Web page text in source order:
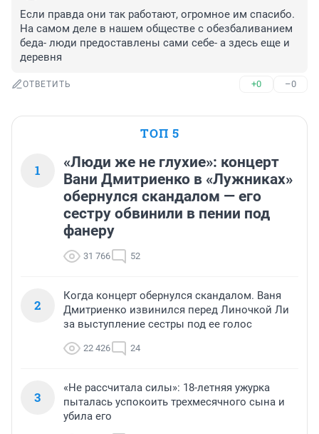
Если правда они так работают, огромное им спасибо.
На самом деле в нашем обществе с обезбаливанием
беда- люди предоставлены сами себе- а здесь еще и
деревня
ОТВЕТИТЬ +0 –0
ТОП 5
1
«Люди же не глухие»: концерт
Вани Дмитриенко в «Лужниках»
обернулся скандалом — его
сестру обвинили в пении под
фанеру
31 766 52
2
Когда концерт обернулся скандалом. Ваня
Дмитриенко извинился перед Линочкой Ли
за выступление сестры под ее голос
22 426 24
3
«Не рассчитала силы»: 18-летняя ужурка
пыталась успокоить трехмесячного сына и
убила его